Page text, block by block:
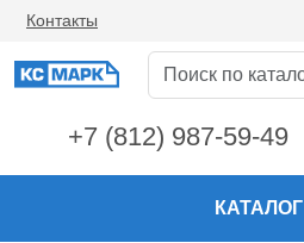
Контакты
+7 (812) 987-59-49
КАТАЛОГ